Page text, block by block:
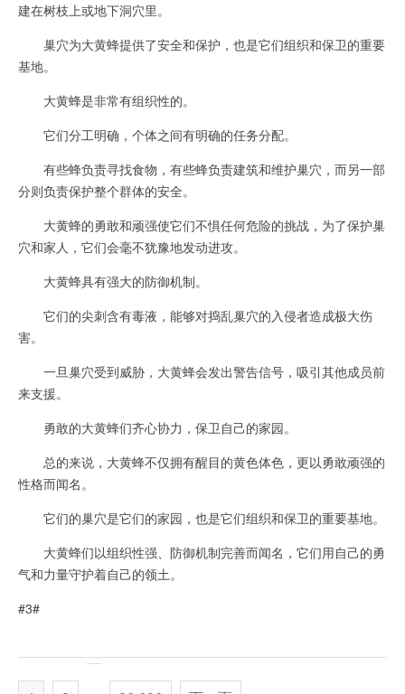
建在树枝上或地下洞穴里。
巢穴为大黄蜂提供了安全和保护，也是它们组织和保卫的重要
基地。
大黄蜂是非常有组织性的。
它们分工明确，个体之间有明确的任务分配。
有些蜂负责寻找食物，有些蜂负责建筑和维护巢穴，而另一部
分则负责保护整个群体的安全。
大黄蜂的勇敢和顽强使它们不惧任何危险的挑战，为了保护巢
穴和家人，它们会毫不犹豫地发动进攻。
大黄蜂具有强大的防御机制。
它们的尖刺含有毒液，能够对捣乱巢穴的入侵者造成极大伤
害。
一旦巢穴受到威胁，大黄蜂会发出警告信号，吸引其他成员前
来支援。
勇敢的大黄蜂们齐心协力，保卫自己的家园。
总的来说，大黄蜂不仅拥有醒目的黄色体色，更以勇敢顽强的
性格而闻名。
它们的巢穴是它们的家园，也是它们组织和保卫的重要基地。
大黄蜂们以组织性强、防御机制完善而闻名，它们用自己的勇
气和力量守护着自己的领土。
#3#